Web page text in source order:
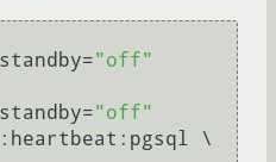
standby=
"off"
standby=
"off"
\